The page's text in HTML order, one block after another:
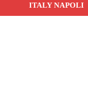
ITALY NAPOLI